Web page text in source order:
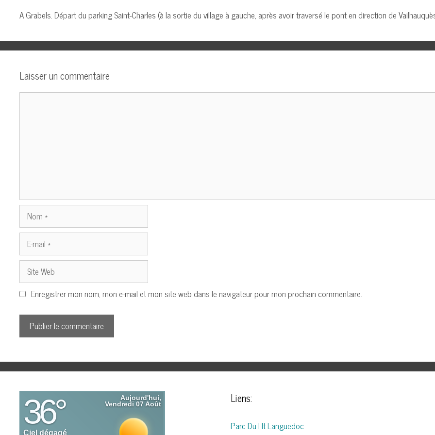
A Grabels. Départ du parking Saint-Charles (à la sortie du village à gauche, après avoir traversé le pont en direction de
Laisser un commentaire
Nom
mail
Site
Web
Enregistrer mon nom, mon e-mail et mon site web dans le navigateur pour mon prochain commentaire.
Liens:
Parc Du Ht-Languedoc